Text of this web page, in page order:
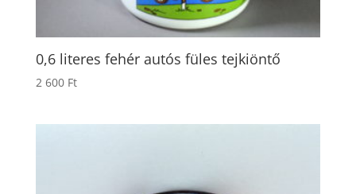
0,6 literes fehér autós füles tejkiöntő
2 600 Ft